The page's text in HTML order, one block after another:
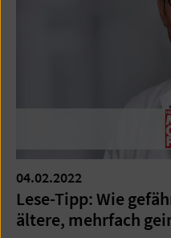
04.02.2022
Lese-Tipp: Wie
ältere, mehrfach